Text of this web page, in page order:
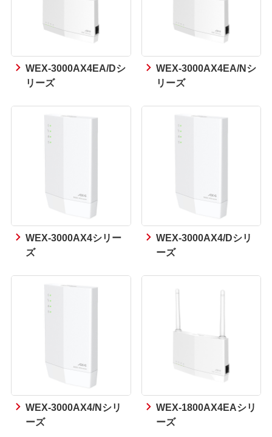
WEX-3000AX4EA/Dシ
リーズ
WEX-3000AX4EA/Nシ
リーズ
WEX-3000AX4シリー
ズ
WEX-3000AX4/Dシリ
ーズ
WEX-3000AX4/Nシリ
ーズ
WEX-1800AX4EAシリ
ーズ